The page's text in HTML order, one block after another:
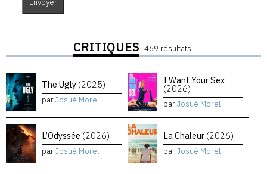
CRITIQUES 469 résultats
The Ugly (2025)
parJosué Morel
I Want Your Sex
(2026)
parJosué Morel
L’Odyssée (2026)
parJosué Morel
La Chaleur (2026)
parJosué Morel